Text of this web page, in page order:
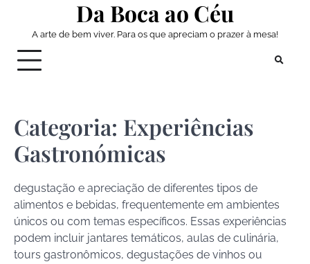
content
Da Boca ao Céu
A arte de bem viver. Para os que apreciam o prazer à mesa!
Categoria: Experiências
Gastronómicas
degustação e apreciação de diferentes tipos de
alimentos e bebidas, frequentemente em ambientes
únicos ou com temas específicos. Essas experiências
podem incluir jantares temáticos, aulas de culinária,
tours gastronômicos, degustações de vinhos ou